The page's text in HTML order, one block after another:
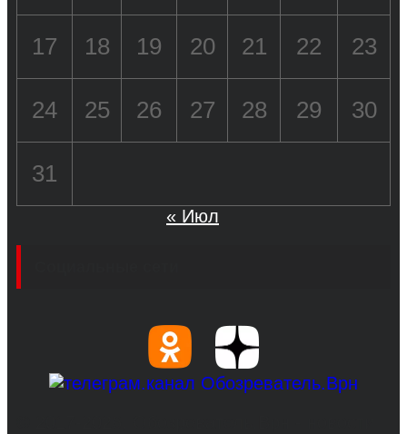
17 18 19 20 21 22 23
24 25 26 27 28 29 30
31
« Июл